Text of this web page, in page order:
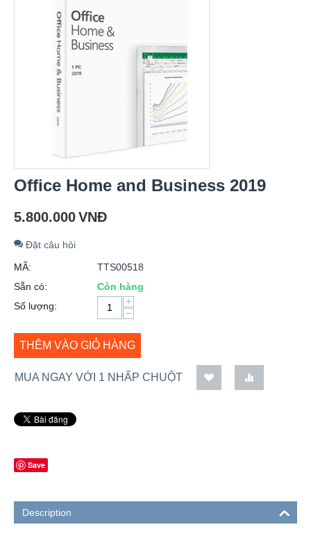
Office Home and Business 2019
5.800.000VNĐ
Đặt câu hỏi
MÃ:
TTS00518
Sẵn có:
Còn hàng
Số lượng:
+
−
THÊM VÀO GIỎ HÀNG
MUA NGAY VỚI 1 NHẤP CHUỘT
Save
Description